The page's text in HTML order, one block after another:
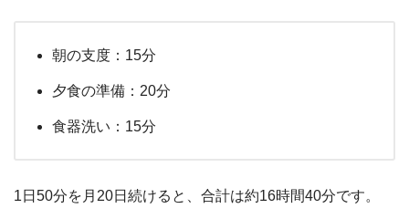
朝の支度：15分
夕食の準備：20分
食器洗い：15分
1日50分を月20日続けると、合計は約16時間40分です。